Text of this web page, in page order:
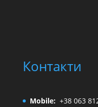
Контакти
Mobile: +38 063